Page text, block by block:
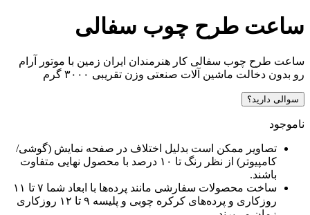
ساعت طرح چوب سفالی
ساعت طرح چوب سفالی کار هنرمندان ایران زمین با موتور آرام
رو بدون دخالت ماشین آلات صنعتی وزن تقریبی ۳۰۰۰ گرم
سوالی دارید؟
ناموجود
تصاویر ممکن است بدلیل اختلاف در صفحه نمایش (گوشی/
کامپیوتر) از نظر رنگ تا ۱۰ درصد با محصول نهایی متفاوت
باشند.
ساخت محصولات سفارشی مانند پرده‌ها با ابعاد شما ۷ تا ۱۱
روزکاری و پرده‌های کرکره چوبی و پلیسه ۹ تا ۱۲ روزکاری